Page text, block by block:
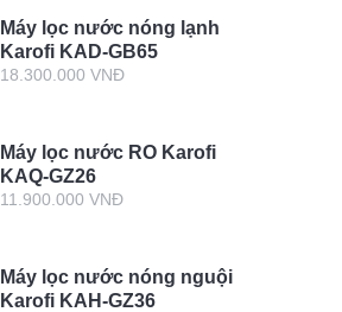
Máy lọc nước nóng lạnh
Karofi KAD-GB65
18.300.000 VNĐ
Máy lọc nước RO Karofi
KAQ-GZ26
11.900.000 VNĐ
Máy lọc nước nóng nguội
Karofi KAH-GZ36